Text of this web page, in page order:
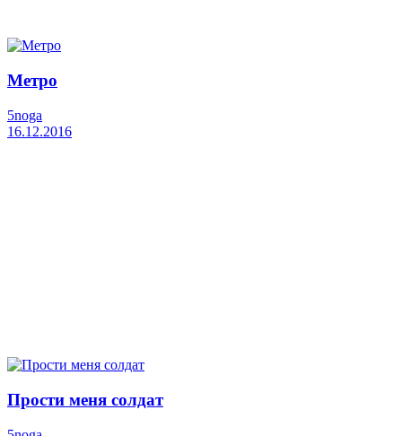
Метро
5noga
16.12.2016
Прости меня солдат